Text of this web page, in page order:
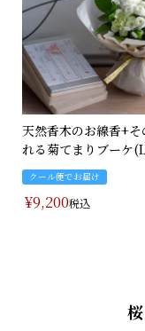
天然香木のお線香+
れる菊てまりブーケ
クール便でお届け
¥9,200税込